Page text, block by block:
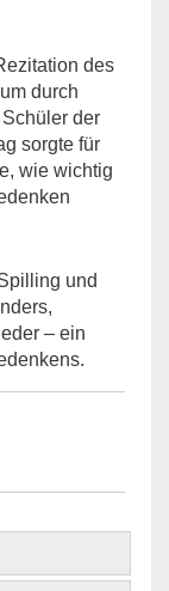
des
durch
der
sorgte für
wie wichtig
und
– ein